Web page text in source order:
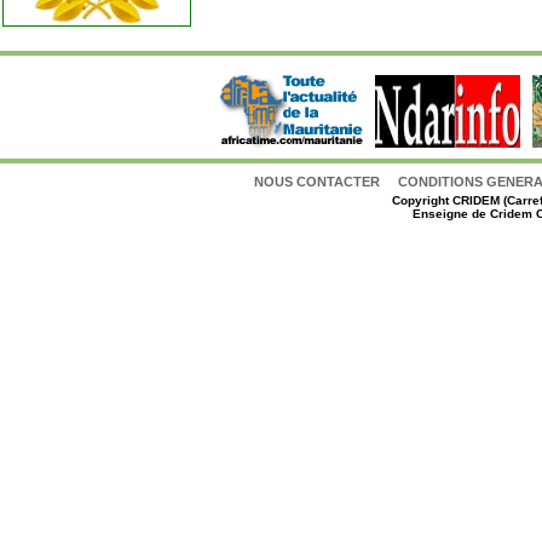
NOUS CONTACTER CONDITIONS
CopyrightCRIDEM
Enseigne de Cridem